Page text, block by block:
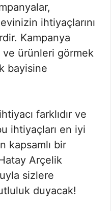
ihtiyaçlarını
Kampanya
ve ürünleri görmek
bayisine
farklıdır ve
ihtiyaçları en iyi
kapsamlı bir
Arçelik
sizlere
duyacak!